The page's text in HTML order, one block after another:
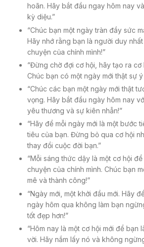
hoãn. Hãy bắt đầu ngay hôm nay
kỳ diệu.”
“Chúc bạn một ngày tràn đầy sức
Hãy nhớ rằng bạn là người duy
chuyện của chính mình!”
“Đừng chờ đợi cơ hội, hãy tạo ra cơ
Chúc bạn có một ngày mới thật sự ý
“Chúc các bạn một ngày mới thật
vọng. Hãy bắt đầu ngày hôm nay
yêu thương và sự kiên nhẫn!”
“Hãy để mỗi ngày mới là một bước
tiêu của bạn. Đừng bỏ qua cơ hội
thay đổi cuộc đời bạn.”
“Mỗi sáng thức dậy là một cơ hội
chuyện của chính mình. Chúc bạn
mê và thành công!”
“Ngày mới, một khởi đầu mới. Hãy
ngày hôm qua không làm bạn
tốt đẹp hơn!”
“Hôm nay là một cơ hội mới để bạn
vời. Hãy nắm lấy nó và không